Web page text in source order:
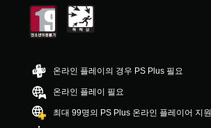
온라인 플레이의 경우 PS Plus 필요
온라인 플레이 필요
최대 99명의 PS Plus 온라인 플레이어 지원